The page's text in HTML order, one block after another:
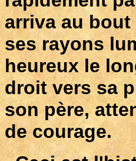
arriva au
ses rayons
heureux le
droit vers sa
son père,
de courage.